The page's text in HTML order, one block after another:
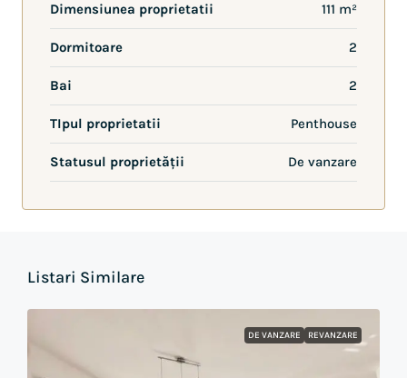
Dimensiunea proprietatii 111 m²
Dormitoare 2
Bai 2
TIpul proprietatii Penthouse
Statusul proprietății De vanzare
Listari Similare
DE VANZARE REVANZARE